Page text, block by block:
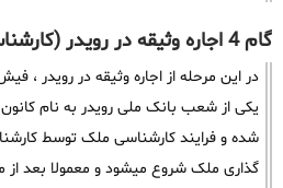
گام 4 اجاره وثیقه در رویدر (کارشناسی ملک)
در این مرحله از اجاره وثیقه در رویدر ،
یکی از شعب بانک ملی رویدر به نام
شده و فرایند کارشناسی ملک توسط